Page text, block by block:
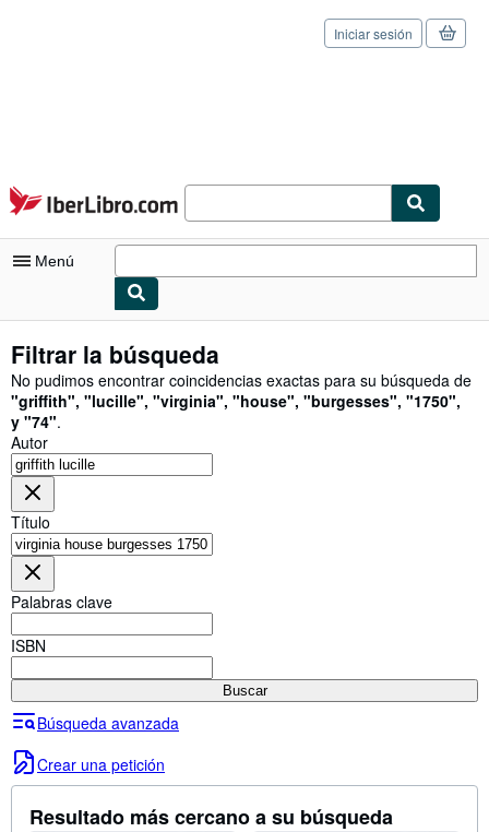
Pasar al contenido principal
IberLibro.com
Iniciar sesión
Menú
Consultar mis pedidos
Cerrar sesión
Búsqueda avanzada
Colecciones
Libros antiguos
Arte y coleccionismo
Vendedores
Comenzar a vender
Ayuda
Filtrar la búsqueda
No pudimos encontrar coincidencias exactas para su búsqueda de
"griffith", "lucille", "virginia", "house", "burgesses", "1750",
y "74".
Autor
Título
Palabras clave
ISBN
Buscar
Búsqueda avanzada
Crear una petición
Resultado más cercano a su búsqueda